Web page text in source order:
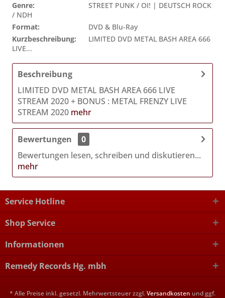
Genre:
STREET PUNK / OI! | DEUTSCH ROCK
/ NDH
Format:
DVD & Blu-Ray
Kurzbeschreibung:
LIMITED DVD METAL BASH AREA 666
LIVE...
Beschreibung
LIMITED DVD METAL BASH AREA 666 LIVE
STREAM 2020 + BONUS : METAL FRENZY LIVE
STREAM 2020 mehr
Bewertungen
0
Bewertungen lesen, schreiben und diskutieren...
mehr
Service Hotline
Shop Service
Informationen
Remedy Records Hg. mbh
* Alle Preise inkl. gesetzl. Mehrwertsteuer zzgl.Versandkosten und ggf.